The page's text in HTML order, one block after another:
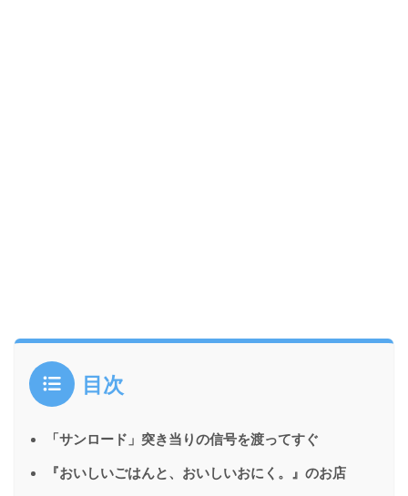
目次
「サンロード」突き当りの信号を渡ってすぐ
『おいしいごはんと、おいしいおにく。』のお店